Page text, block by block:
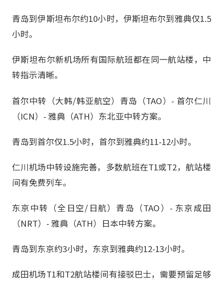
青岛到伊斯坦布尔约10小时，伊斯坦布尔到雅典仅1.5
小时。
伊斯坦布尔新机场所有国际航班都在同一航站楼，中
转指示清晰。
首尔中转（大韩/韩亚航空）青岛（TAO）- 首尔仁川
（ICN）- 雅典（ATH）东北亚中转方案。
青岛到首尔仅1.5小时，首尔到雅典约11-12小时。
仁川机场中转设施完善，多数航班在T1或T2，航站楼
间有免费列车。
东京中转（全日空/日航）青岛（TAO）- 东京成田
（NRT）- 雅典（ATH）日本中转方案。
青岛到东京约3小时，东京到雅典约12-13小时。
成田机场T1和T2航站楼间有接驳巴士，需要预留足够